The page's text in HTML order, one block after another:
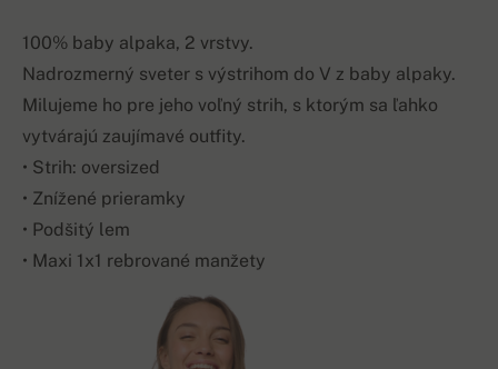
100% baby alpaka, 2 vrstvy.
Nadrozmerný sveter s výstrihom do V z baby alpaky.
Milujeme ho pre jeho voľný strih, s ktorým sa ľahko
vytvárajú zaujímavé outfity.
• Strih: oversized
• Znížené prieramky
• Podšitý lem
• Maxi 1x1 rebrované manžety